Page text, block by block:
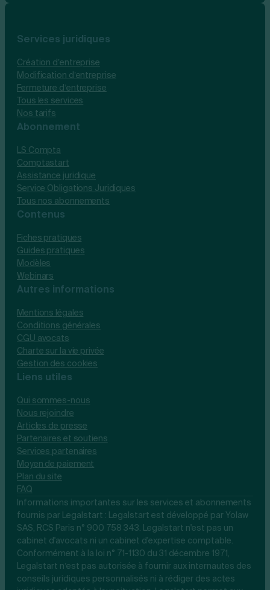
Services juridiques
Création d’entreprise
Modification d’entreprise
Fermeture d’entreprise
Tous les services
Nos tarifs
Abonnement
LS Compta
Comptastart
Assistance juridique
Service Obligations Juridiques
Tous nos abonnements
Contenus
Fiches pratiques
Guides pratiques
Modèles
Webinars
Autres informations
Mentions légales
Conditions générales
CGU avocats
Charte sur la vie privée
Gestion des cookies
Liens utiles
Qui sommes-nous
Nous rejoindre
Articles de presse
Partenaires et soutiens
Services partenaires
Moyen de paiement
Plan du site
FAQ
Informations importantes sur les services et abonnements
fournis par Legalstart : Legalstart est développé par Yolaw
SAS, RCS Paris n° 900 758 343. Legalstart n'est pas un
cabinet d'avocats ni un cabinet d'expertise comptable.
Conformément à la loi n° 71-1130 du 31 décembre 1971,
Legalstart n’est pas autorisée à fournir aux internautes des
conseils juridiques personnalisés ni à rédiger des actes